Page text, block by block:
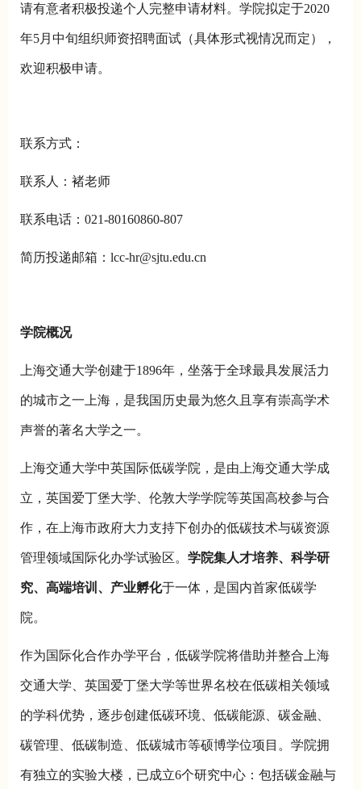
请有意者积极投递个人完整申请材料。学院拟定于2020
年5月中旬组织师资招聘面试（具体形式视情况而定），
欢迎积极申请。
联系方式：
联系人：褚老师
联系电话：021-80160860-807
简历投递邮箱：lcc-hr@sjtu.edu.cn
学院概况
上海交通大学创建于1896年，坐落于全球最具发展活力
的城市之一上海，是我国历史最为悠久且享有崇高学术
声誉的著名大学之一。
上海交通大学中英国际低碳学院，是由上海交通大学成
立，英国爱丁堡大学、伦敦大学学院等英国高校参与合
作，在上海市政府大力支持下创办的低碳技术与碳资源
管理领域国际化办学试验区。 学院集人才培养、科学研
究、高端培训、产业孵化于一体，是国内首家低碳学
院。
作为国际化合作办学平台，低碳学院将借助并整合上海
交通大学、英国爱丁堡大学等世界名校在低碳相关领域
的学科优势，逐步创建低碳环境、低碳能源、碳金融、
碳管理、低碳制造、低碳城市等硕博学位项目。学院拥
有独立的实验大楼，已成立6个研究中心：包括碳金融与